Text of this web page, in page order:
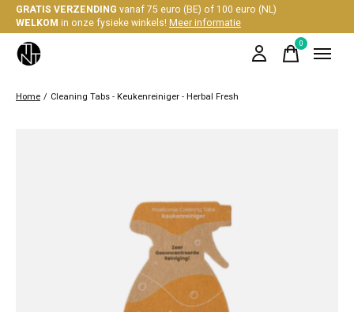
GRATIS VERZENDING vanaf 75 euro (BE) of 100 euro (NL)
WELKOM in onze fysieke winkels!Meer informatie
0items
Home / Cleaning Tabs - Keukenreiniger - Herbal Fresh